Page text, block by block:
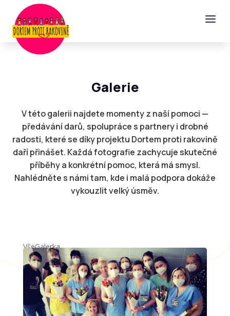
a
Galerie
V této galerii najdete momenty z naší pomoci —
předávání darů, spolupráce s partnery i drobné
radosti, které se díky projektu Dortem proti rakovině
daří přinášet. Každá fotografie zachycuje skutečné
příběhy a konkrétní pomoc, která má smysl.
Nahlédněte s námi tam, kde i malá podpora dokáže
vykouzlit velký úsměv.
VšeGalerka